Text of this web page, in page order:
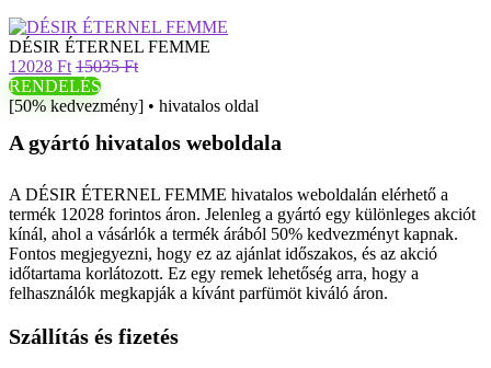
DÉSIR ÉTERNEL FEMME
12028 Ft 15035 Ft
RENDELÉS
[50% kedvezmény] • hivatalos oldal
A gyártó hivatalos weboldala
A DÉSIR ÉTERNEL FEMME hivatalos weboldalán elérhető a
termék 12028 forintos áron. Jelenleg a gyártó egy különleges akciót
kínál, ahol a vásárlók a termék árából 50% kedvezményt kapnak.
Fontos megjegyezni, hogy ez az ajánlat időszakos, és az akció
időtartama korlátozott. Ez egy remek lehetőség arra, hogy a
felhasználók megkapják a kívánt parfümöt kiváló áron.
Szállítás és fizetés